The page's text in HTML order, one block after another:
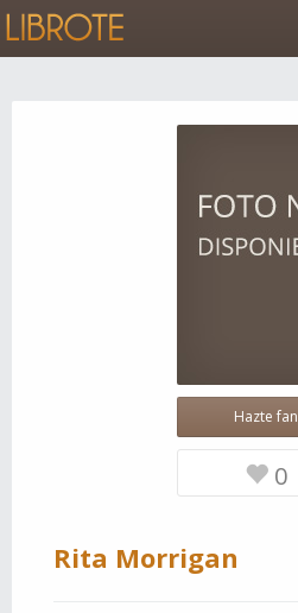
Hazte fan
0
Rita Morrigan